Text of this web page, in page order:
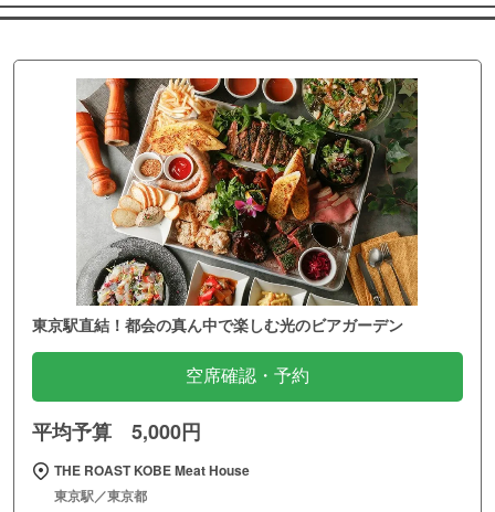
東京駅直結！都会の真ん中で楽しむ光のビアガーデン
空席確認・予約
平均予算 5,000円
THE ROAST KOBE Meat House
東京駅／東京都